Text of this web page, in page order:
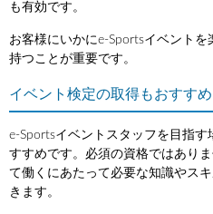
も有効です。
お客様にいかにe-Sportsイベント
持つことが重要です。
イベント検定の取得もおすすめ
e-Sportsイベントスタッフを目指
すすめです。必須の資格ではあり
て働くにあたって必要な知識やス
きます。